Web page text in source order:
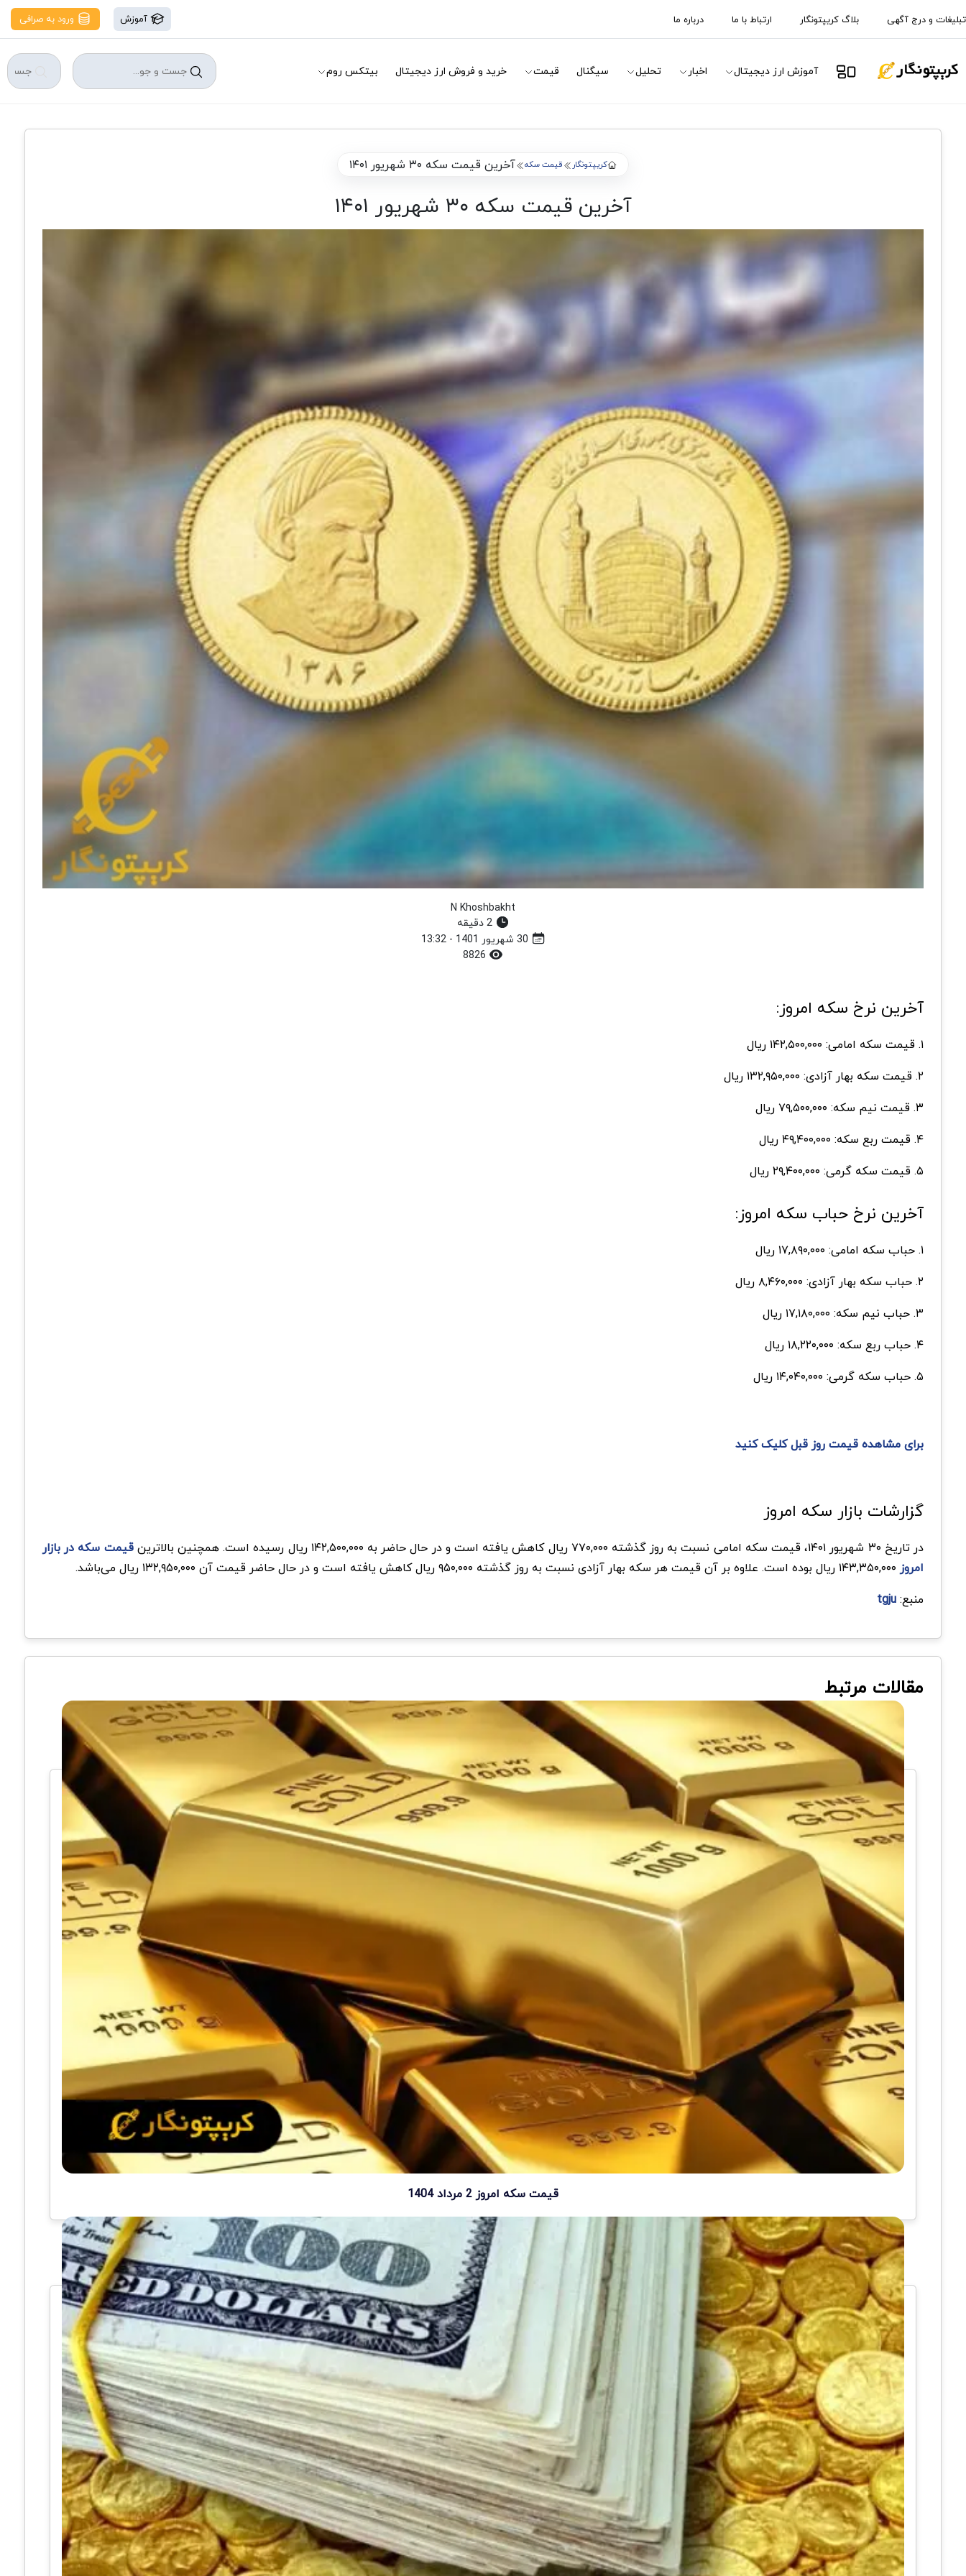
تبلیغات و درج آگهی بلاگ کریپتونگار ارتباط با ما درباره ما آموزش ورود به صرافی
آموزش ارز دیجیتال اخبار تحلیل سیگنال قیمت خرید و فروش ارز دیجیتال بیتکس روم
کریپتونگار قیمت سکه آخرین قیمت سکه ۳۰ شهریور ۱۴۰۱
آخرین قیمت سکه ۳۰ شهریور ۱۴۰۱
N Khoshbakht
2 دقیقه
آخرین نرخ سکه امروز:
۱. قیمت سکه امامی: ۱۴۲,۵۰۰,۰۰۰ ریال
۲. قیمت سکه بهار آزادی: ۱۳۲,۹۵۰,۰۰۰ ریال
۳. قیمت نیم سکه: ۷۹,۵۰۰,۰۰۰ ریال
۴. قیمت ربع سکه: ۴۹,۴۰۰,۰۰۰ ریال
۵. قیمت سکه گرمی: ۲۹,۴۰۰,۰۰۰ ریال
آخرین نرخ حباب سکه امروز:
۱. حباب سکه امامی: ۱۷,۸۹۰,۰۰۰ ریال
۲. حباب سکه بهار آزادی: ۸,۴۶۰,۰۰۰ ریال
۳. حباب نیم سکه: ۱۷,۱۸۰,۰۰۰ ریال
۴. حباب ربع سکه: ۱۸,۲۲۰,۰۰۰ ریال
۵. حباب سکه گرمی: ۱۴,۰۴۰,۰۰۰ ریال
برای مشاهده قیمت روز قبل کلیک کنید
گزارشات بازار سکه امروز
در تاریخ ۳۰ شهریور ۱۴۰۱، قیمت سکه امامی نسبت به روز گذشته ۷۷۰,۰۰۰ ریال کاهش یافته است و در حال حاضر به ۱۴۲,۵۰۰,۰۰۰ ریال رسیده است. همچنین بالاترین
قیمت سکه در بازار
امروز۱۴۳,۳۵۰,۰۰۰ ریال بوده است. علاوه بر آن قیمت هر سکه بهار آزادی نسبت به روز گذشته ۹۵۰,۰۰۰ ریال کاهش یافته است و در حال حاضر قیمت آن ۱۳۲,۹۵۰,۰۰۰ ریال می‌باشد.
منبع:tgju
مقالات مرتبط
قیمت سکه امروز 2 مرداد 1404